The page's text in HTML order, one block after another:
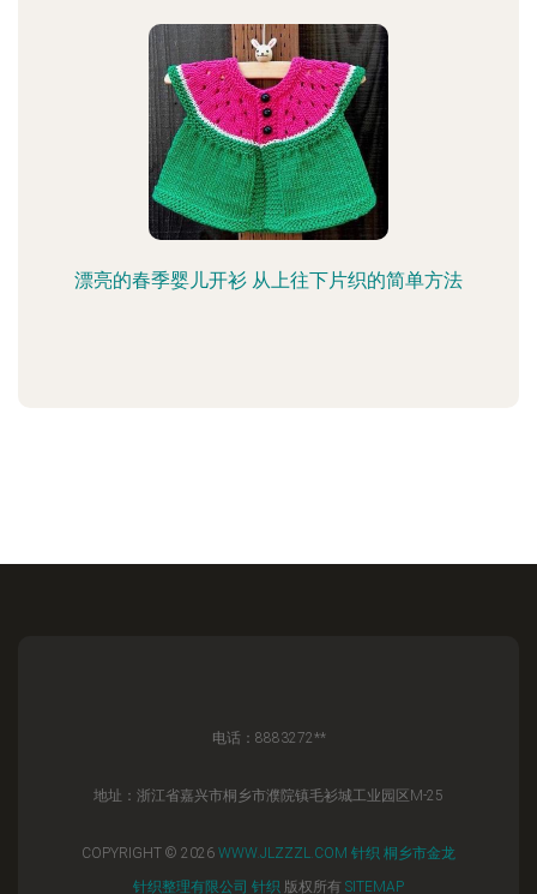
漂亮的春季婴儿开衫 从上往下片织的简单方法
电话：8883272**
地址：浙江省嘉兴市桐乡市濮院镇毛衫城工业园区M-25
COPYRIGHT © 2026 WWW.JLZZZL.COM 针织 桐乡市金龙
针织整理有限公司 针织 版权所有 SITEMAP